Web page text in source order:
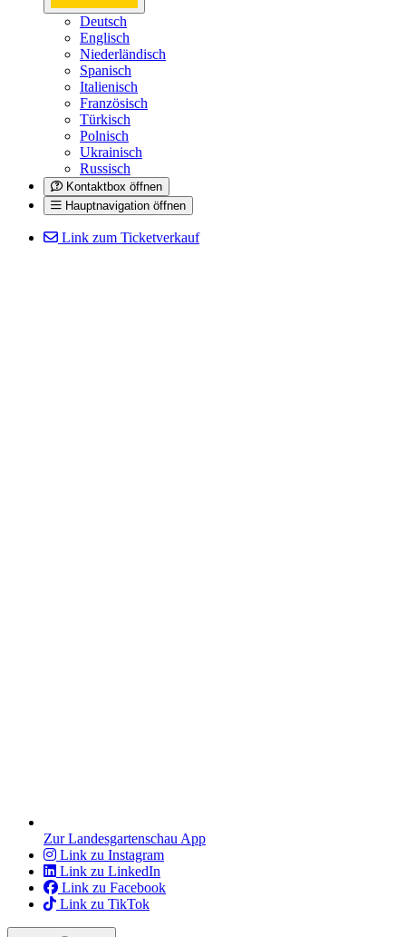
Deutsch
Englisch
Niederländisch
Spanisch
Italienisch
Französisch
Türkisch
Polnisch
Ukrainisch
Russisch
Kontaktbox öffnen
Hauptnavigation öffnen
Link zum Ticketverkauf
Zur Landesgartenschau App
Link zu Instagram
Link zu LinkedIn
Link zu Facebook
Link zu TikTok